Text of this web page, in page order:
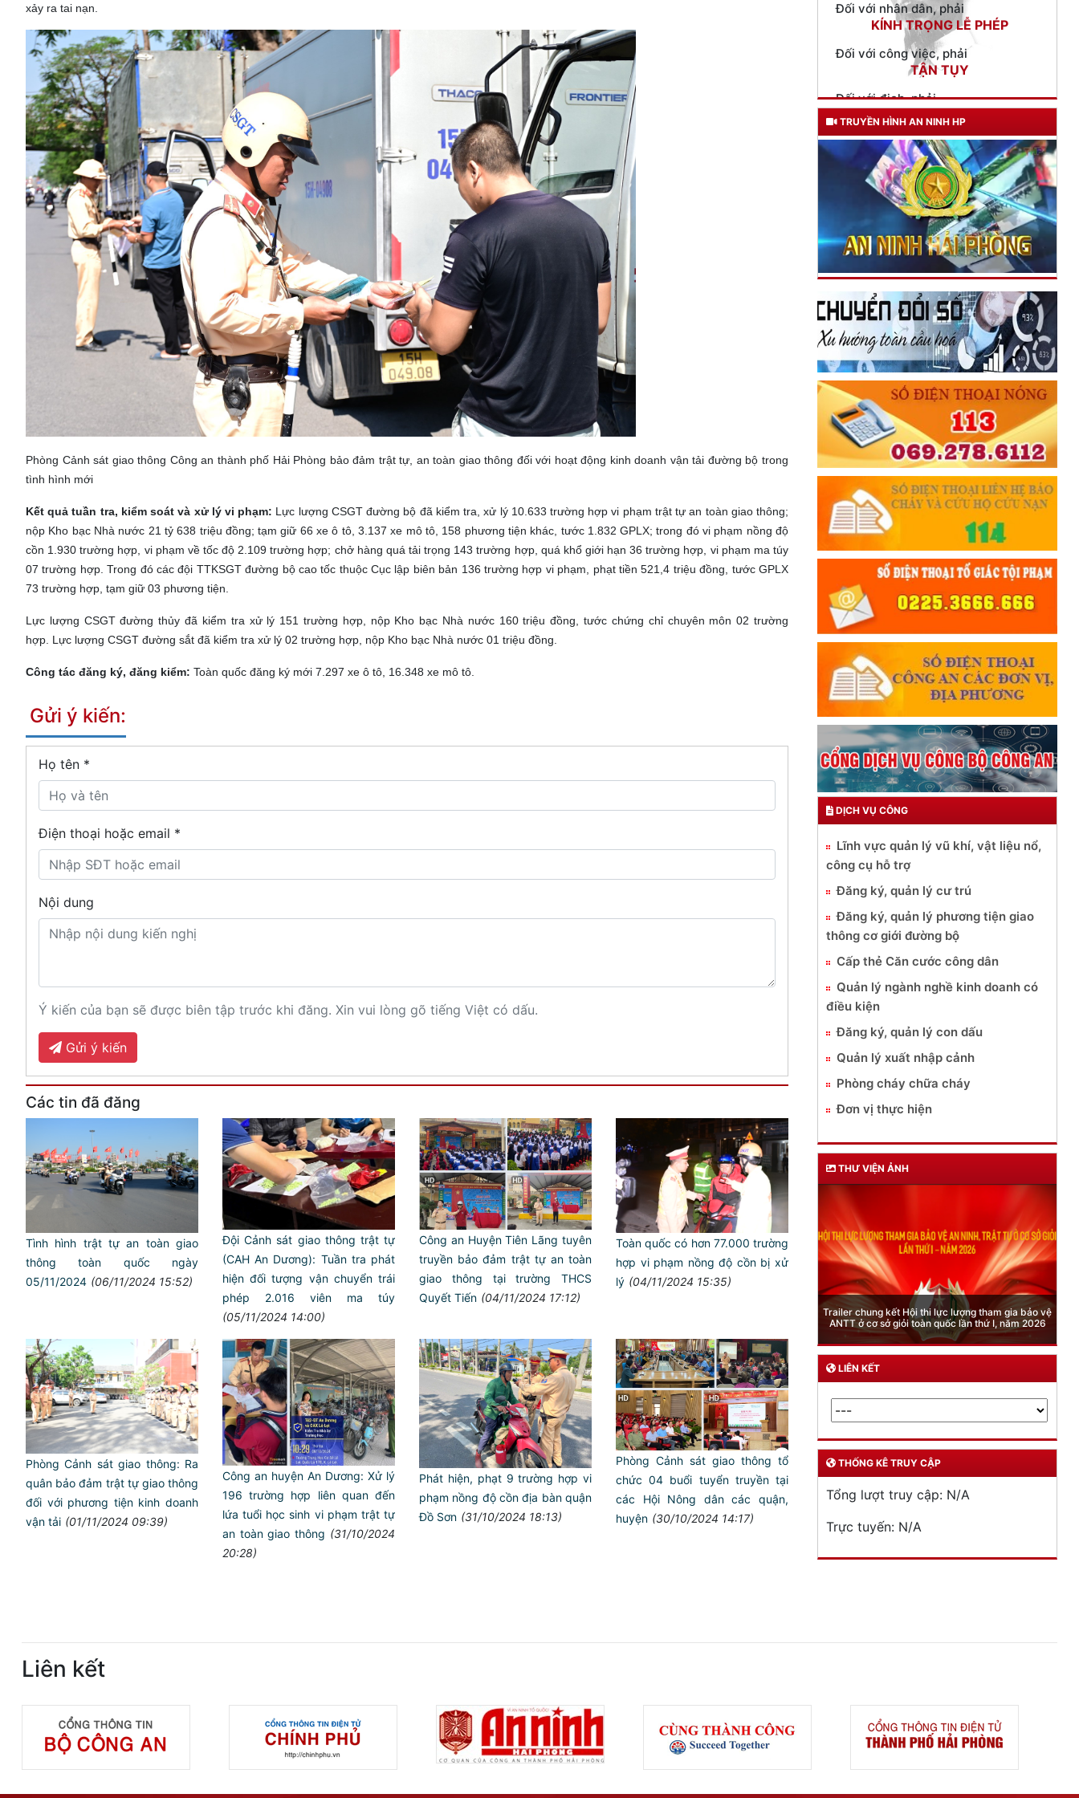
xảy ra tai nạn.
Phòng Cảnh sát giao thông Công an thành phố Hải Phòng bảo đảm trật tự, an toàn giao thông đối với hoạt động kinh doanh vận tải đường bộ trong
tình hình mới
Kết quả tuần tra, kiểm soát và xử lý vi phạm: Lực lượng CSGT đường bộ đã kiểm tra, xử lý 10.633 trường hợp vi phạm trật tự an toàn giao thông;
nộp Kho bạc Nhà nước 21 tỷ 638 triệu đồng; tạm giữ 66 xe ô tô, 3.137 xe mô tô, 158 phương tiện khác, tước 1.832 GPLX; trong đó vi phạm nồng độ
cồn 1.930 trường hợp, vi phạm về tốc độ 2.109 trường hợp; chở hàng quá tải trọng 143 trường hợp, quá khổ giới hạn 36 trường hợp, vi phạm ma túy
07 trường hợp. Trong đó các đội TTKSGT đường bộ cao tốc thuộc Cục lập biên bản 136 trường hợp vi phạm, phạt tiền 521,4 triệu đồng, tước GPLX
73 trường hợp, tạm giữ 03 phương tiện.
Lực lượng CSGT đường thủy đã kiểm tra xử lý 151 trường hợp, nộp Kho bạc Nhà nước 160 triệu đồng, tước chứng chỉ chuyên môn 02 trường
hợp. Lực lượng CSGT đường sắt đã kiểm tra xử lý 02 trường hợp, nộp Kho bạc Nhà nước 01 triệu đồng.
Công tác đăng ký, đăng kiểm: Toàn quốc đăng ký mới 7.297 xe ô tô, 16.348 xe mô tô.
Gửi ý kiến:
Họ tên *
Điện thoại hoặc email *
Nội dung
Ý kiến của bạn sẽ được biên tập trước khi đăng. Xin vui lòng gõ tiếng Việt có dấu.
Gửi ý kiến
Các tin đã đăng
Tình hình trật tự an toàn giao
thông toàn quốc ngày
05/11/2024 (06/11/2024 15:52)
Đội Cảnh sát giao thông trật tự
(CAH An Dương): Tuần tra phát
hiện đối tượng vận chuyển trái
phép 2.016 viên ma túy
(05/11/2024 14:00)
Công an Huyện Tiên Lãng tuyên
truyền bảo đảm trật tự an toàn
giao thông tại trường THCS
Quyết Tiến (04/11/2024 17:12)
Toàn quốc có hơn 77.000 trường
hợp vi phạm nồng độ cồn bị xử
lý (04/11/2024 15:35)
Phòng Cảnh sát giao thông: Ra
quân bảo đảm trật tự giao thông
đối với phương tiện kinh doanh
vận tải (01/11/2024 09:39)
Công an huyện An Dương: Xử lý
196 trường hợp liên quan đến
lứa tuổi học sinh vi phạm trật tự
an toàn giao thông (31/10/2024
20:28)
Phát hiện, phạt 9 trường hợp vi
phạm nồng độ cồn địa bàn quận
Đồ Sơn (31/10/2024 18:13)
Phòng Cảnh sát giao thông tổ
chức 04 buổi tuyển truyền tại
các Hội Nông dân các quận,
huyện (30/10/2024 14:17)
Đối với công việc, phải
TẬN TỤY
Đối với địch, phải
CƯƠNG QUYẾT, KHÔN KHÉO
Trích thư Chủ tịch Hồ Chí Minh
gửi Công an Khu XII,
TRUYỀN HÌNH AN NINH HP
DỊCH VỤ CÔNG
Lĩnh vực quản lý vũ khí, vật liệu nổ,
công cụ hỗ trợ
Đăng ký, quản lý cư trú
Đăng ký, quản lý phương tiện giao
thông cơ giới đường bộ
Cấp thẻ Căn cước công dân
Quản lý ngành nghề kinh doanh có
điều kiện
Đăng ký, quản lý con dấu
Quản lý xuất nhập cảnh
Phòng cháy chữa cháy
Đơn vị thực hiện
THƯ VIỆN ẢNH
Phòng Quản lý xuất nhập cảnh: Hướng dẫn những
quy định mới trong lĩnh vực xuất cảnh, nhập cảnh
của công dân việt nam từ ngày 01/7/2026
LIÊN KẾT
THỐNG KÊ TRUY CẬP
Tổng lượt truy cập: N/A
Trực tuyến: N/A
Liên kết